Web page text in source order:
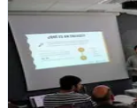
Curso Seo Bilbao
Bilbao, Vizcaya
Consultor de